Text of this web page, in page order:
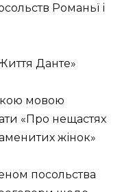
Романьї і
Данте»
мовою
«Про нещастях
жінок»
посольства